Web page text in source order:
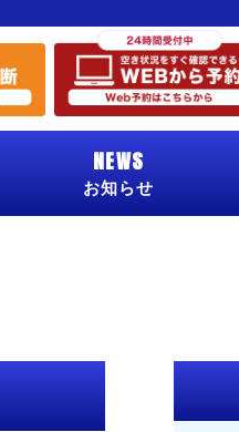
NEWS
お知らせ